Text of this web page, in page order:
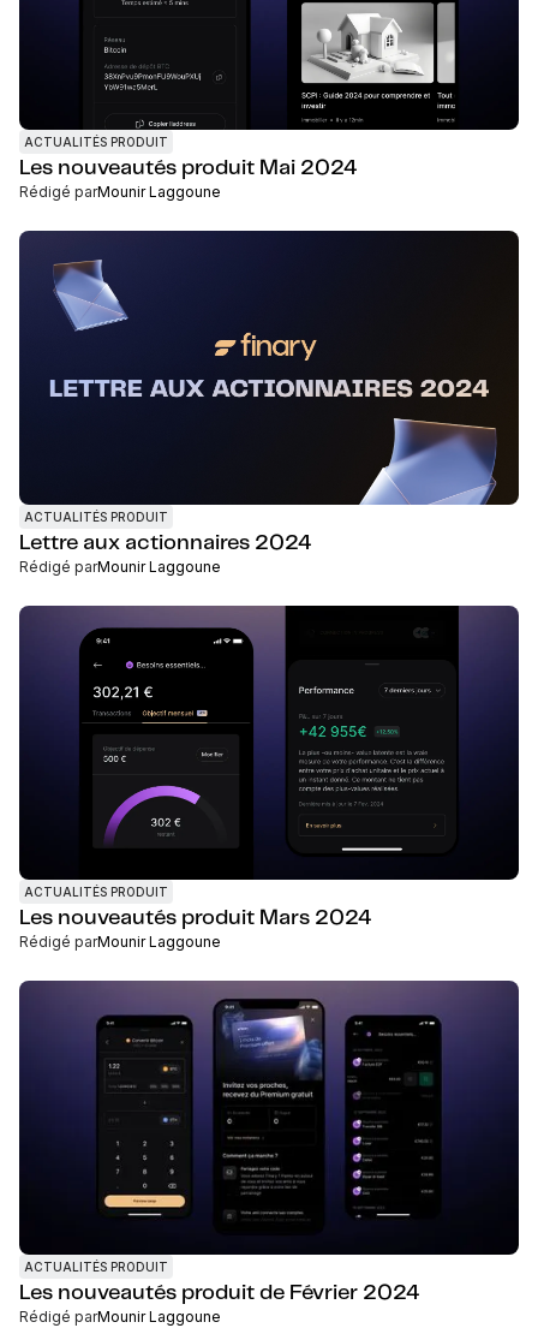
ACTUALITÉS PRODUIT
Les nouveautés produit Mai 2024
Rédigé parMounir Laggoune
ACTUALITÉS PRODUIT
Lettre aux actionnaires 2024
Rédigé parMounir Laggoune
ACTUALITÉS PRODUIT
Les nouveautés produit Mars 2024
Rédigé parMounir Laggoune
ACTUALITÉS PRODUIT
Les nouveautés produit de Février 2024
Rédigé parMounir Laggoune